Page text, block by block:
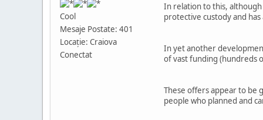
Cool
Mesaje Postate: 401
Locaţie: Craiova
Conectat
In relation to this, although
protective custody and
In yet another
of vast funding (hundreds
These offers appear to be
people who planned and